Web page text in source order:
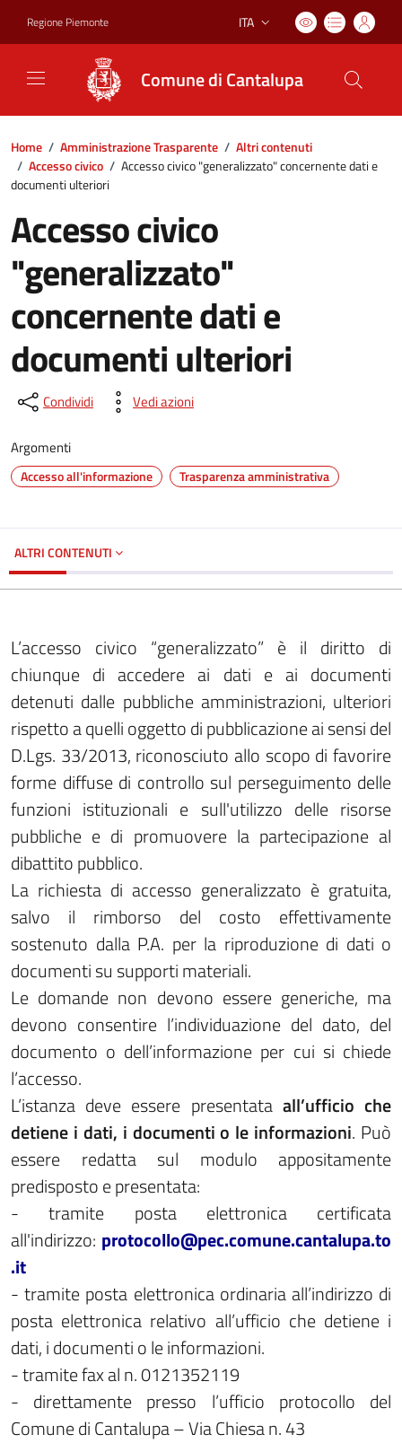
Regione Piemonte Lingua attiva:
ITA
Comune di Cantalupa
Home / Amministrazione Trasparente / Altri contenuti
/ Accesso civico / Accesso civico "generalizzato" concernente dati e
documenti ulteriori
Accesso civico
"generalizzato"
concernente dati e
documenti ulteriori
Condividi Vedi azioni
Argomenti
Accesso all'informazione Trasparenza amministrativa
ALTRI CONTENUTI
L’accesso civico “generalizzato” è il diritto di
chiunque di accedere ai dati e ai documenti
detenuti dalle pubbliche amministrazioni, ulteriori
rispetto a quelli oggetto di pubblicazione ai sensi del
D.Lgs. 33/2013, riconosciuto allo scopo di favorire
forme diffuse di controllo sul perseguimento delle
funzioni istituzionali e sull'utilizzo delle risorse
pubbliche e di promuovere la partecipazione al
dibattito pubblico.
La richiesta di accesso generalizzato è gratuita,
salvo il rimborso del costo effettivamente
sostenuto dalla P.A. per la riproduzione di dati o
documenti su supporti materiali.
Le domande non devono essere generiche, ma
devono consentire l’individuazione del dato, del
documento o dell’informazione per cui si chiede
l’accesso.
L’istanza deve essere presentata all’ufficio che
detiene i dati, i documenti o le informazioni. Può
essere redatta sul modulo appositamente
predisposto e presentata:
- tramite posta elettronica certificata
all'indirizzo: protocollo@pec.comune.cantalupa.to
.it
- tramite posta elettronica ordinaria all’indirizzo di
posta elettronica relativo all’ufficio che detiene i
dati, i documenti o le informazioni.
- tramite fax al n. 0121352119
- direttamente presso l’ufficio protocollo del
Comune di Cantalupa – Via Chiesa n. 43